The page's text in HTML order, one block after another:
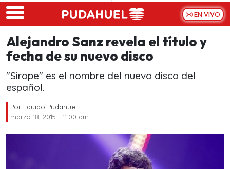
Skip to main content
EN VIVO
Alejandro Sanz revela el título y
fecha de su nuevo disco
"Sirope" es el nombre del nuevo disco del
español.
Por Equipo Pudahuel
marzo 18, 2015 - 11:00 am